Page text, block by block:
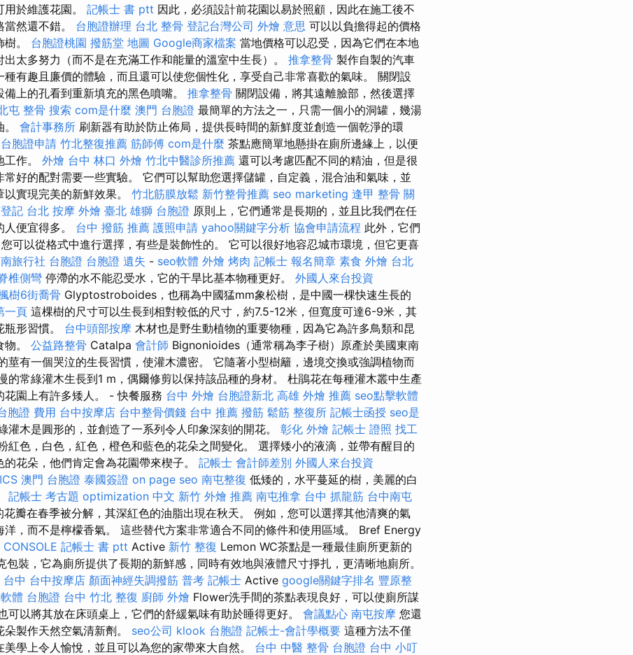
於維護花園。 記帳士 書 ptt 因此，必須設計前花園以易於照顧，因此在施工後不
然還不錯。 台胞證辦理 台北 整骨 登記台灣公司 外燴 意思 可以以負擔得起的價格
。 台胞證桃園 撥筋堂 地圖 Google商家檔案 當地價格可以忍受，因為它們在本地
太多努力（而不是在充滿工作和能量的溫室中生長）。 推拿整骨 製作自製的汽車
種有趣且廉價的體驗，而且還可以使您個性化，享受自己非常喜歡的氣味。 關閉設
上的孔看到重新填充的黑色噴嘴。 推拿整骨 關閉設備，將其遠離臉部，然後選擇
屯 整骨 搜索 com是什麼 澳門 台胞證 最簡單的方法之一，只需一個小的洞罐，幾湯
會計事務所 刷新器有助於防止佈局，提供長時間的新鮮度並創造一個乾淨的環
台胞證申請 竹北整復推薦 筋師傅 com是什麼 茶點應簡單地懸掛在廁所邊緣上，以便
作。 外燴 台中 林口 外燴 竹北中醫診所推薦 還可以考慮匹配不同的精油，但是很
常好的配對需要一些實驗。 它們可以幫助您選擇儲罐，自定義，混合油和氣味，並
實現完美的新鮮效果。 竹北筋膜放鬆 新竹整骨推薦 seo marketing 逢甲 整骨 關
記 台北 按摩 外燴 臺北 雄獅 台胞證 原則上，它們通常是長期的，並且比我們在任
便宜得多。 台中 撥筋 推薦 護照申請 yahoo關鍵字分析 協會申請流程 此外，它們
可以從格式中進行選擇，有些是裝飾性的。 它可以很好地容忍城市環境，但它更喜
旅行社 台胞證 台胞證 遺失 - seo軟體 外燴 烤肉 記帳士 報名簡章 素食 外燴 台北
椎側彎 停滯的水不能忍受水，它的干旱比基本物種更好。 外國人來台投資
樹6街喬骨 Glyptostroboides，也稱為中國猛mm象松樹，是中國一棵快速生長的
一頁 這棵樹的尺寸可以生長到相對較低的尺寸，約7.5-12米，但寬度可達6-9米，其
形習慣。 台中頭部按摩 木材也是野生動植物的重要物種，因為它為許多鳥類和昆
。 公益路整骨 Catalpa 會計師 Bignonioides（通常稱為李子樹）原產於美國東南
莖有一個哭泣的生長習慣，使灌木濃密。 它隨著小型樹籬，邊境交換或強調植物而
的常綠灌木生長到1 m，偶爾修剪以保持該品種的身材。 杜鵑花在每種灌木叢中生產
花園上有許多矮人。 - 快餐服務 台中 外燴 台胞證新北 高雄 外燴 推薦 seo點擊軟體
胞證 費用 台中按摩店 台中整骨價錢 台中 推薦 撥筋 鬆筋 整復所 記帳士函授 seo是
灌木是圓形的，並創造了一系列令人印象深刻的開花。 彰化 外燴 記帳士 證照 找工
紅色，白色，紅色，橙色和藍色的花朵之間變化。 選擇矮小的液滴，並帶有醒目的
花朵，他們肯定會為花園帶來楔子。 記帳士 會計師差別 外國人來台投資
澳門 台胞證 泰國簽證 on page seo 南屯整復 低矮的，水平蔓延的樹，美麗的白
記帳士 考古題 optimization 中文 新竹 外燴 推薦 南屯推拿 台中 抓龍筋 台中南屯
花瓣在春季被分解，其深紅色的油脂出現在秋天。 例如，您可以選擇其他清爽的氣
洋，而不是檸檬香氣。 這些替代方案非常適合不同的條件和使用區域。 Bref Energy
CONSOLE 記帳士 書 ptt Active 新竹 整復 Lemon WC茶點是一種最佳廁所更新的
裝，它為廁所提供了長期的新鮮感，同時有效地與液體尺寸掙扎，更清晰地廁所。
台中 台中按摩店 顏面神經失調撥筋 普考 記帳士 Active google關鍵字排名 豐原整
體 台胞證 台中 竹北 整復 廚師 外燴 Flower洗手間的茶點表現良好，可以使廁所謀
可以將其放在床頭桌上，它們的舒緩氣味有助於睡得更好。 會議點心 南屯按摩 您還
製作天然空氣清新劑。 seo公司 klook 台胞證 記帳士-會計學概要 這種方法不僅
學上令人愉悅，並且可以為您的家帶來大自然。 台中 中醫 整骨 台胞證 台中 小叮